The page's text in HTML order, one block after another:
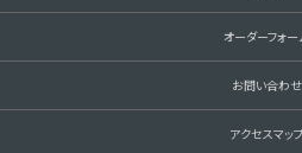
オーダーフォー
お問い合わせ
アクセスマッ